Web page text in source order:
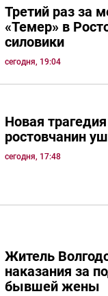
Третий раз за
«Темер» в
силовики
сегодня, 19:04
Новая
ростовчанин
сегодня, 17:48
Житель
наказания за
бывшей жены